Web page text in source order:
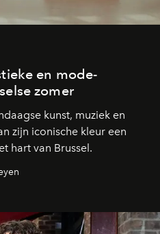
en mode-
zomer
kunst, muziek en
zijn iconische kleur een
hart van Brussel.